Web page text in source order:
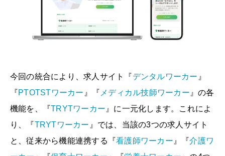
今回の統合により、求人サイト『デンタルワーカー 』
『PTOTSTワーカー 』『 メディカル技師ワーカー 』の各
機能を、『TRYTワーカー 』に一元化します。これによ
り、『TRYTワーカー 』では、当該の3つの求人サイト
と、従来から機能連携する『看護師ワーカー 』『介護ワ